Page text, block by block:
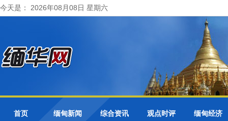
今天是： 2026年08月08日 星期六
首页 缅甸新闻 综合资讯 观点时评 缅甸经济